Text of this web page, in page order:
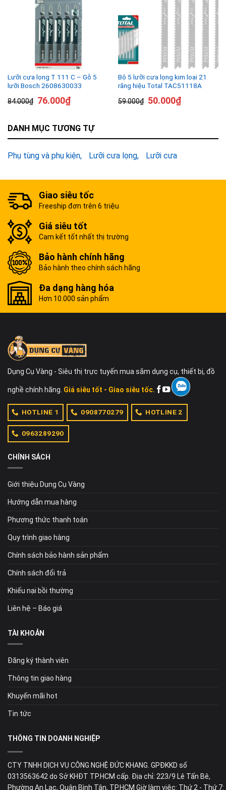
Lưỡi cưa lọng T 111 C – Gỗ 5
lưỡi Bosch 2608630033
84.000₫ 76.000₫
Bộ 5 lưỡi cưa lọng kim loại 21
răng hiệu Total TAC51118A
59.000₫ 50.000₫
DANH MỤC TƯƠNG TỰ
Phụ tùng và phụ kiện Lưỡi cưa lọng Lưỡi cưa
Giao siêu tốc
Freeship đơn trên 6 triệu
Giá siêu tốt
Cam kết tốt nhất thị trường
Bảo hành chính hãng
Bảo hành theo chính sách hãng
Đa dạng hàng hóa
Hơn 10.000 sản phẩm
Dụng Cụ Vàng - Siêu thị trực tuyến mua sắm dụng cụ, thiết bị, đồ
nghề chính hãng. Giá siêu tốt - Giao siêu tốc.
HOTLINE 1 0908770279 HOTLINE 2
0963289290
CHÍNH SÁCH
Giới thiệu Dụng Cụ Vàng
Hướng dẫn mua hàng
Phương thức thanh toán
Quy trình giao hàng
Chính sách bảo hành sản phẩm
Chính sách đổi trả
Khiếu nại bồi thường
Liên hệ – Báo giá
TÀI KHOẢN
Đăng ký thành viên
Thông tin giao hàng
Khuyến mãi hot
Tin tức
THÔNG TIN DOANH NGHIỆP
CTY TNHH DỊCH VỤ CÔNG NGHỆ ĐỨC KHANG. GPĐKKD số
0313563642 do Sở KHĐT TP.HCM cấp. Địa chỉ: 223/9 Lê Tấn Bê,
Phường An Lạc, Quận Bình Tân, TP.HCM Giờ làm việc: Thứ 2 - Thứ 7: